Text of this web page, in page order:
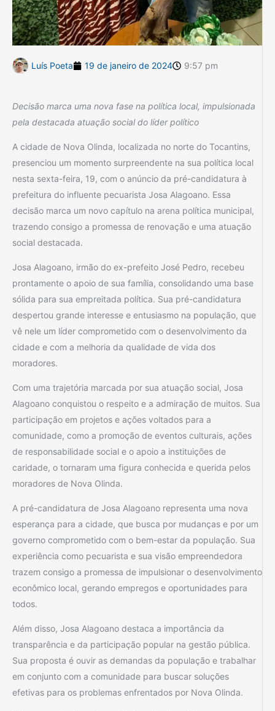
Luís Poeta 19 de janeiro de 2024 9:57 pm
Decisão marca uma nova fase na política local, impulsionada
pela destacada atuação social do líder político
A cidade de Nova Olinda, localizada no norte do Tocantins,
presenciou um momento surpreendente na sua política local
nesta sexta-feira, 19, com o anúncio da pré-candidatura à
prefeitura do influente pecuarista Josa Alagoano. Essa
decisão marca um novo capítulo na arena política municipal,
trazendo consigo a promessa de renovação e uma atuação
social destacada.
Josa Alagoano, irmão do ex-prefeito José Pedro, recebeu
prontamente o apoio de sua família, consolidando uma base
sólida para sua empreitada política. Sua pré-candidatura
despertou grande interesse e entusiasmo na população, que
vê nele um líder comprometido com o desenvolvimento da
cidade e com a melhoria da qualidade de vida dos
moradores.
Com uma trajetória marcada por sua atuação social, Josa
Alagoano conquistou o respeito e a admiração de muitos. Sua
participação em projetos e ações voltados para a
comunidade, como a promoção de eventos culturais, ações
de responsabilidade social e o apoio a instituições de
caridade, o tornaram uma figura conhecida e querida pelos
moradores de Nova Olinda.
A pré-candidatura de Josa Alagoano representa uma nova
esperança para a cidade, que busca por mudanças e por um
governo comprometido com o bem-estar da população. Sua
experiência como pecuarista e sua visão empreendedora
trazem consigo a promessa de impulsionar o desenvolvimento
econômico local, gerando empregos e oportunidades para
todos.
Além disso, Josa Alagoano destaca a importância da
transparência e da participação popular na gestão pública.
Sua proposta é ouvir as demandas da população e trabalhar
em conjunto com a comunidade para buscar soluções
efetivas para os problemas enfrentados por Nova Olinda.